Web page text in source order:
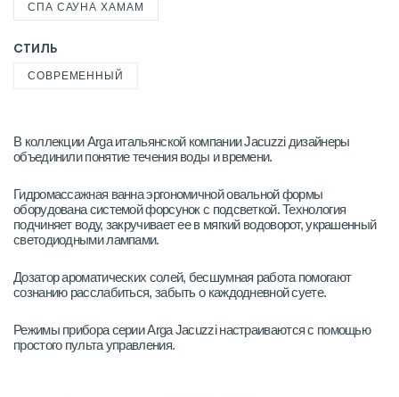
СПА САУНА ХАМАМ
СТИЛЬ
СОВРЕМЕННЫЙ
В коллекции Arga итальянской компании Jacuzzi дизайнеры
объединили понятие течения воды и времени.
Гидромассажная ванна эргономичной овальной формы
оборудована системой форсунок с подсветкой. Технология
подчиняет воду, закручивает ее в мягкий водоворот, украшенный
светодиодными лампами.
Дозатор ароматических солей, бесшумная работа помогают
сознанию расслабиться, забыть о каждодневной суете.
Режимы прибора серии Arga Jacuzzi настраиваются с помощью
простого пульта управления.